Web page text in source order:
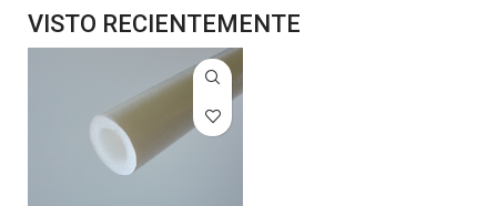
VISTO RECIENTEMENTE